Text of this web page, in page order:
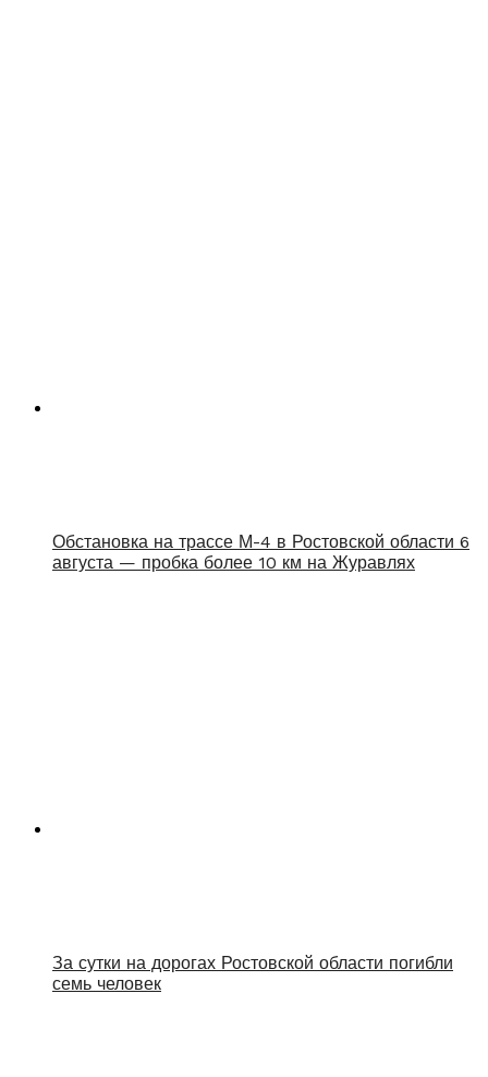
Обстановка на трассе М-4 в Ростовской области 6
августа — пробка более 10 км на Журавлях
За сутки на дорогах Ростовской области погибли
семь человек